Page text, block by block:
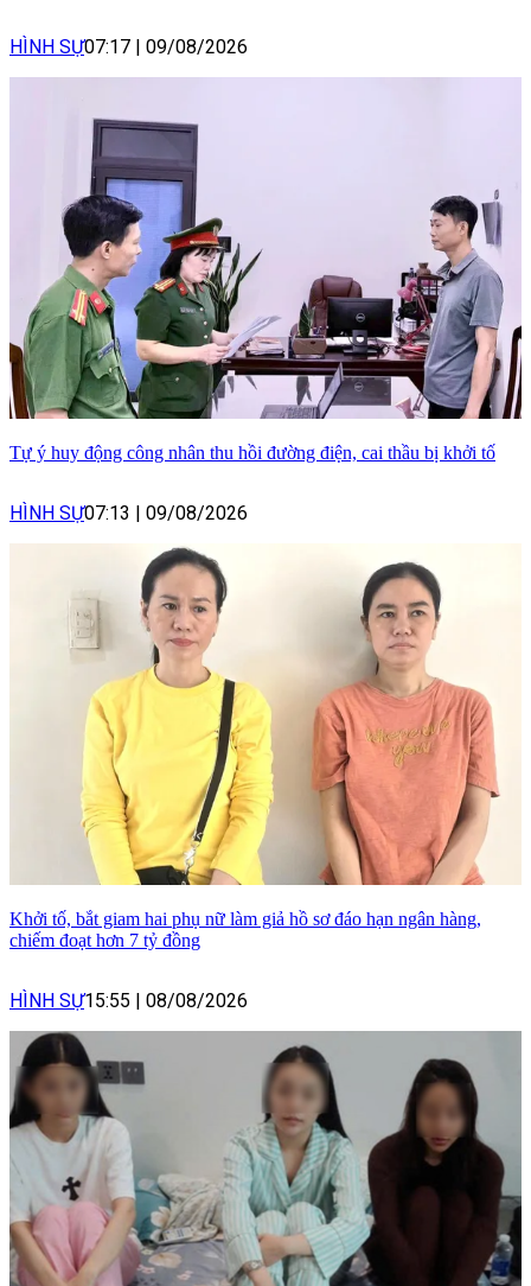
HÌNH SỰ07:17 | 09/08/2026
Tự ý huy động công nhân thu hồi đường điện, cai thầu bị khởi tố
HÌNH SỰ07:13 | 09/08/2026
Khởi tố, bắt giam hai phụ nữ làm giả hồ sơ đáo hạn ngân hàng,
chiếm đoạt hơn 7 tỷ đồng
HÌNH SỰ15:55 | 08/08/2026